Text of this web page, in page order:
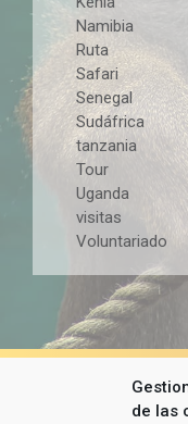
de las
Namibia
Ruta
Safari
Senegal
Sudáfrica
tanzania
Tour
Uganda
visitas
Voluntariado